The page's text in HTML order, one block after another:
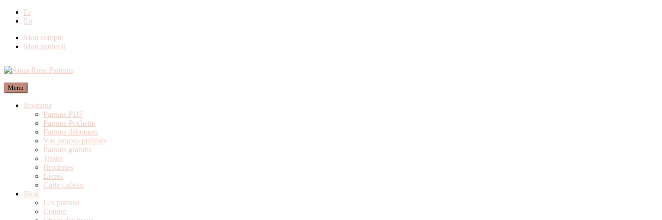
Fr
En
Mon compte
Mon panier 0
Menu
Boutique
Patrons PDF
Patrons Pochette
Patrons débutants
Vos patrons préférés
Patrons gratuits
Tissus
Broderies
Livres
Carte cadeau
Blog
Les patrons
Coudre